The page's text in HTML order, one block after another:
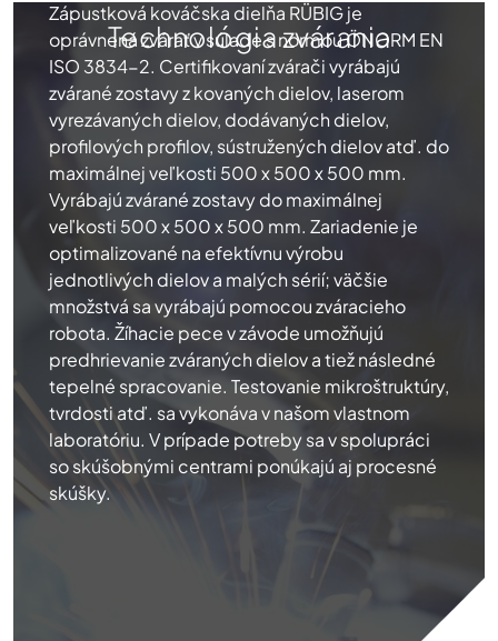
Technológia zvárania
Zápustková kováčska dielňa RÜBIG je
oprávnená zvárať v súlade s normou ÖNORM EN
ISO 3834-2. Certifikovaní zvárači vyrábajú
zvárané zostavy z kovaných dielov, laserom
vyrezávaných dielov, dodávaných dielov,
profilových profilov, sústružených dielov atď. do
maximálnej veľkosti 500 x 500 x 500 mm.
Vyrábajú zvárané zostavy do maximálnej
veľkosti 500 x 500 x 500 mm. Zariadenie je
optimalizované na efektívnu výrobu
jednotlivých dielov a malých sérií; väčšie
množstvá sa vyrábajú pomocou zváracieho
robota. Žíhacie pece v závode umožňujú
predhrievanie zváraných dielov a tiež následné
tepelné spracovanie. Testovanie mikroštruktúry,
tvrdosti atď. sa vykonáva v našom vlastnom
laboratóriu. V prípade potreby sa v spolupráci
so skúšobnými centrami ponúkajú aj procesné
skúšky.